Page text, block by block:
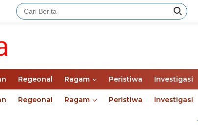
Regeonal Ragam Peristiwa Investigasi
Regeonal Ragam Peristiwa Investigasi